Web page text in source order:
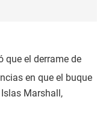
que el derrame de
en que el buque
Marshall,